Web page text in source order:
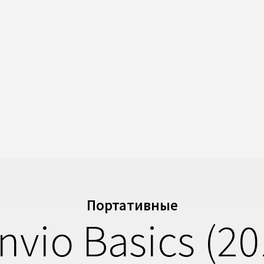
Портативные
Basics